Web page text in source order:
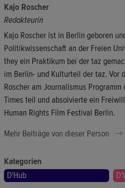
Kajo Roscher
Redakteurin
Kajo Roscher ist in Berlin geboren
Politikwissenschaft an der Freien
they ein Praktikum bei der taz
im Berlin- und Kulturteil der taz. Vor
Roscher am Journalismus Programm
Times teil und absolvierte ein
Human Rights Film Festival Berlin.
Mehr Beiträge von dieser Person
Kategorien
D'Hub